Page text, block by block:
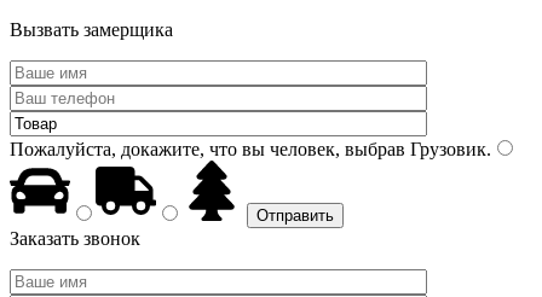
Вызвать замерщика
Пожалуйста, докажите, что вы человек, выбрав Грузовик.
Заказать звонок